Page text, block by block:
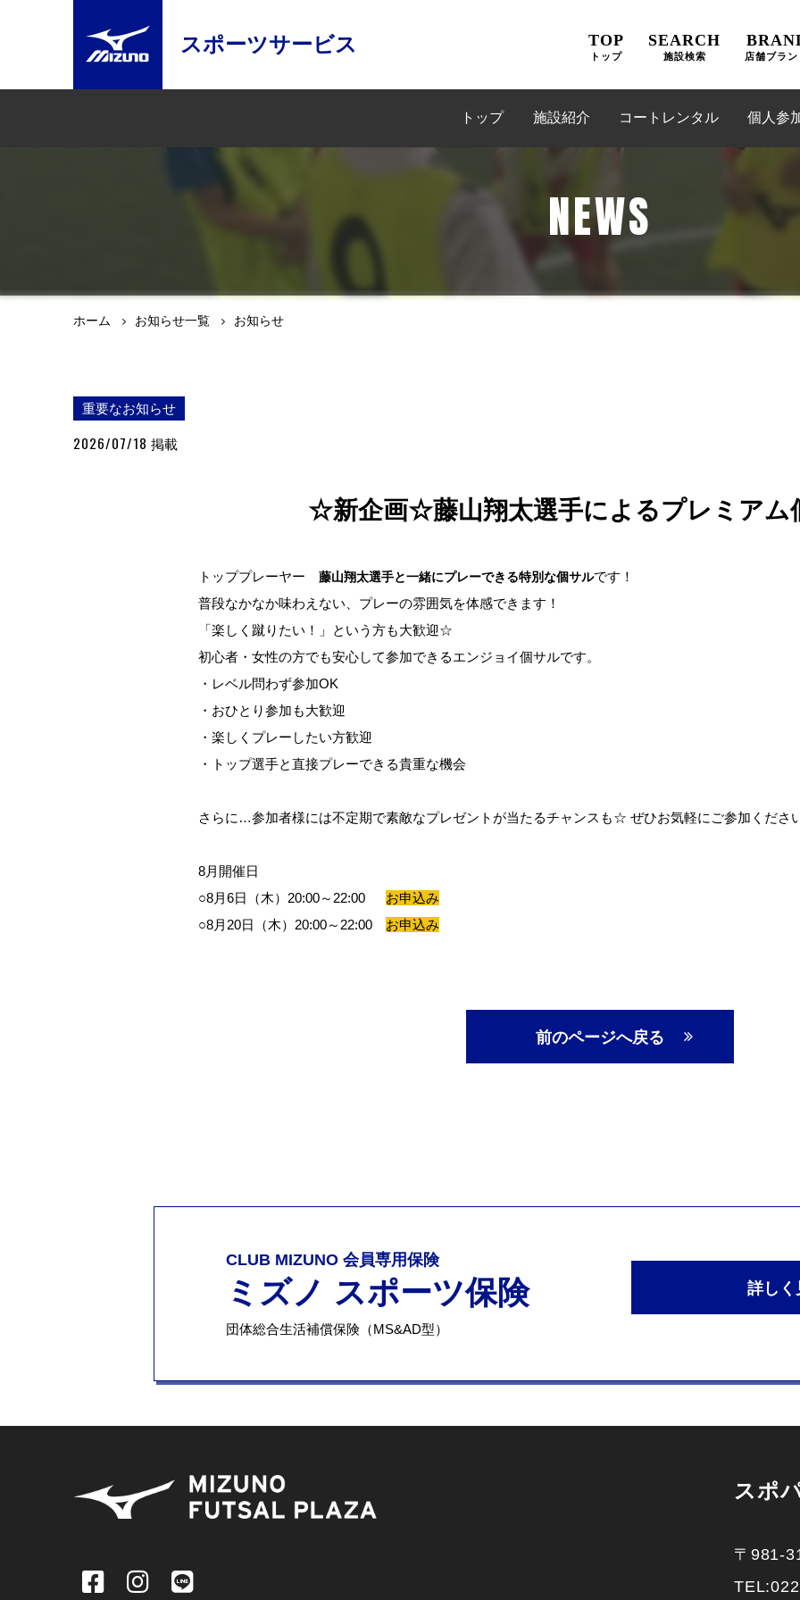
スポーツサービス TOP
トップ
SEARCH
施設検索 店舗ブラン
トップ 施設紹介 コートレンタル 個人参
LaBOLA総合予約
NEWS
ホーム お知らせ一覧 お知らせ
重要なお知らせ
2026/07/18 掲載
☆新企画☆藤山翔太選手によるプレミアム
トッププレーヤー 藤山翔太選手と一緒にプレーできる特別な個サルです！
普段なかなか味わえない、プレーの雰囲気を体感できます！
「楽しく蹴りたい！」という方も大歓迎☆
初心者・女性の方でも安心して参加できるエンジョイ個サルです。
・レベル問わず参加OK
・おひとり参加も大歓迎
・楽しくプレーしたい方歓迎
・トップ選手と直接プレーできる貴重な機会
さらに…参加者様には不定期で素敵なプレゼントが当たるチャンスも☆ ぜひお気軽にご参加くださ
8月開催日
○8月6日（木）20:00～22:00 お申込み
○8月20日（木）20:00～22:00
お申込み
前のページへ戻る
CLUB MIZUNO 会員専用保険
ミズノ スポーツ保険
団体総合生活補償保険（MS&AD型）
詳しく
スポ
〒981-
TEL: